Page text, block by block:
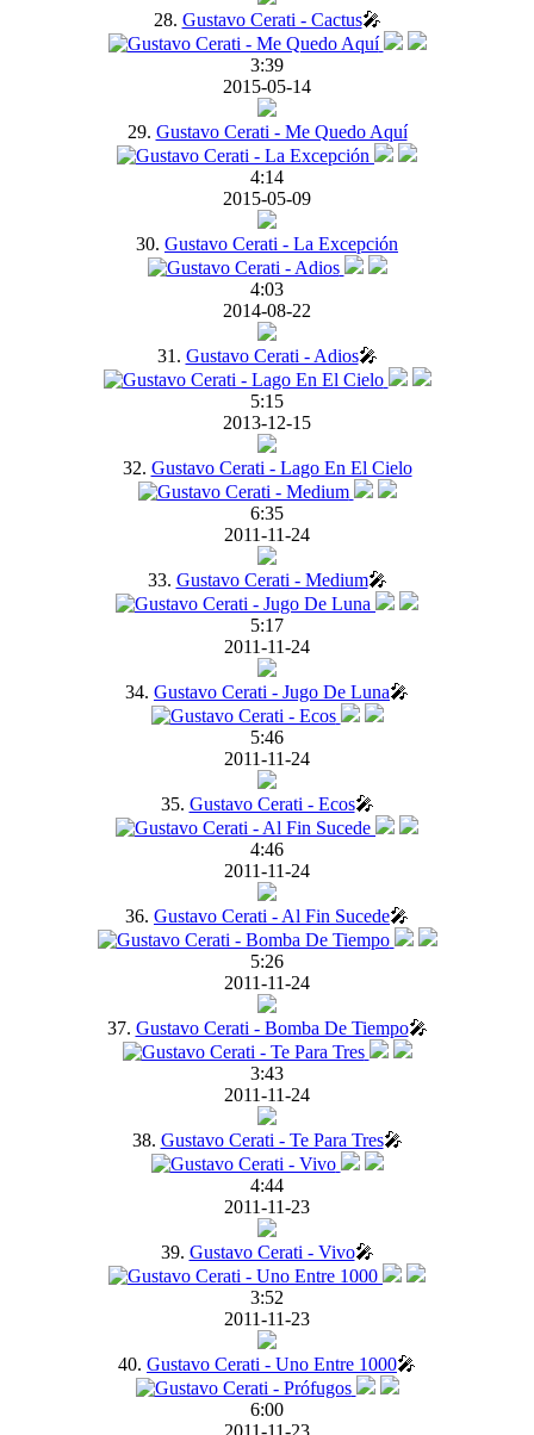
28. Gustavo Cerati - Cactus🎤
3:39
2015-05-14
29. Gustavo Cerati - Me Quedo Aquí
4:14
2015-05-09
30. Gustavo Cerati - La Excepción
4:03
2014-08-22
31. Gustavo Cerati - Adios🎤
5:15
2013-12-15
32. Gustavo Cerati - Lago En El Cielo
6:35
2011-11-24
33. Gustavo Cerati - Medium🎤
5:17
2011-11-24
34. Gustavo Cerati - Jugo De Luna🎤
5:46
2011-11-24
35. Gustavo Cerati - Ecos🎤
4:46
2011-11-24
36. Gustavo Cerati - Al Fin Sucede🎤
5:26
2011-11-24
37. Gustavo Cerati - Bomba De Tiempo🎤
3:43
2011-11-24
38. Gustavo Cerati - Te Para Tres🎤
4:44
2011-11-23
39. Gustavo Cerati - Vivo🎤
3:52
2011-11-23
40. Gustavo Cerati - Uno Entre 1000🎤
6:00
2011-11-23